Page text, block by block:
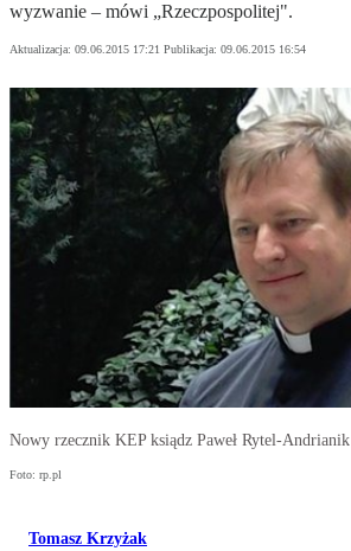
wyzwanie – mówi „Rzeczpospolitej".
Aktualizacja: 09.06.2015 17:21 Publikacja: 09.06.2015 16:54
Nowy rzecznik KEP ksiądz Paweł Rytel-Andrianik
Foto: rp.pl
Tomasz Krzyżak